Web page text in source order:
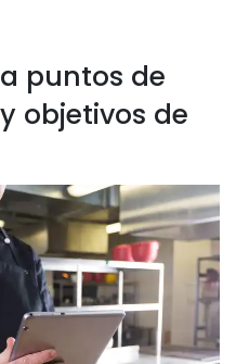
puntos de
objetivos de